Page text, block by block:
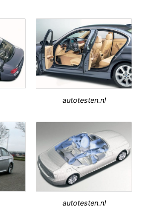
autotesten.nl
autotesten.nl